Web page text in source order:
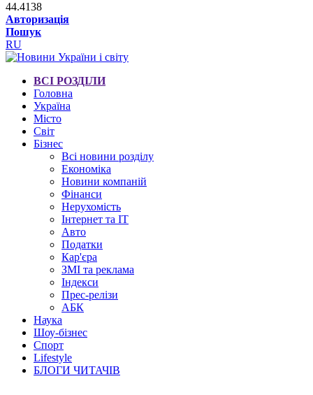
44.4138
Авторизація
Пошук
RU
ВСІ РОЗДІЛИ
Головна
Україна
Місто
Світ
Бізнес
Всі новини розділу
Економіка
Новини компаній
Фінанси
Нерухомість
Інтернет та IT
Авто
Податки
Кар'єра
ЗМІ та реклама
Індекси
Прес-релізи
АБК
Наука
Шоу-бізнес
Спорт
Lifestyle
БЛОГИ ЧИТАЧІВ